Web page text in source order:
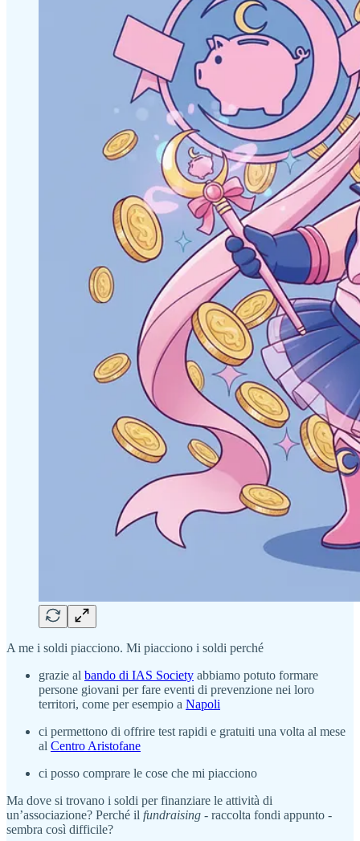
A me i soldi piacciono. Mi piacciono i soldi perché
grazie al bando di IAS Society abbiamo potuto formare
persone giovani per fare eventi di prevenzione nei loro
territori, come per esempio a Napoli
ci permettono di offrire test rapidi e gratuiti una volta al mese
al Centro Aristofane
ci posso comprare le cose che mi piacciono
Ma dove si trovano i soldi per finanziare le attività di
un’associazione? Perché il fundraising - raccolta fondi appunto -
sembra così difficile?